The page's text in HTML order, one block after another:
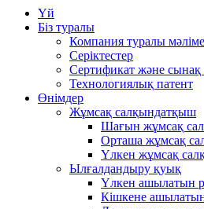
Үй
Біз туралы
Компания туралы
Серіктестер
Сертификат және сынақ
Технологиялық патент
Өнімдер
Жұмсақ салқындатқыш
Шағын жұмсақ
Орташа жұмсақ
Үлкен жұмсақ
Ылғалдандыру қуық
Үлкен ашылатын
Кішкене ашылатын